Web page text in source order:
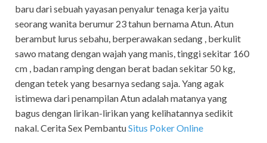
baru dari sebuah yayasan penyalur tenaga kerja yaitu
seorang wanita berumur 23 tahun bernama Atun. Atun
berambut lurus sebahu, berperawakan sedang , berkulit
sawo matang dengan wajah yang manis, tinggi sekitar 160
cm , badan ramping dengan berat badan sekitar 50 kg,
dengan tetek yang besarnya sedang saja. Yang agak
istimewa dari penampilan Atun adalah matanya yang
bagus dengan lirikan-lirikan yang kelihatannya sedikit
nakal. Cerita Sex PembantuSitus Poker Online